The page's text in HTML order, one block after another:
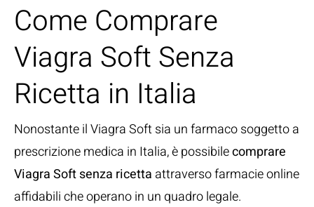
Come Comprare
Viagra Soft Senza
Ricetta in Italia
Nonostante il Viagra Soft sia un farmaco soggetto a
prescrizione medica in Italia, è possibilecomprare
Viagra Soft senza ricetta attraverso farmacie online
affidabili che operano in un quadro legale.